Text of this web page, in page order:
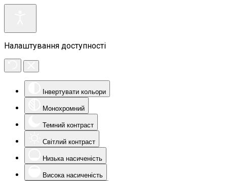
Налаштування доступності
Інвертувати кольори
Монохромний
Темний контраст
Світлий контраст
Низька насиченість
Висока насиченість